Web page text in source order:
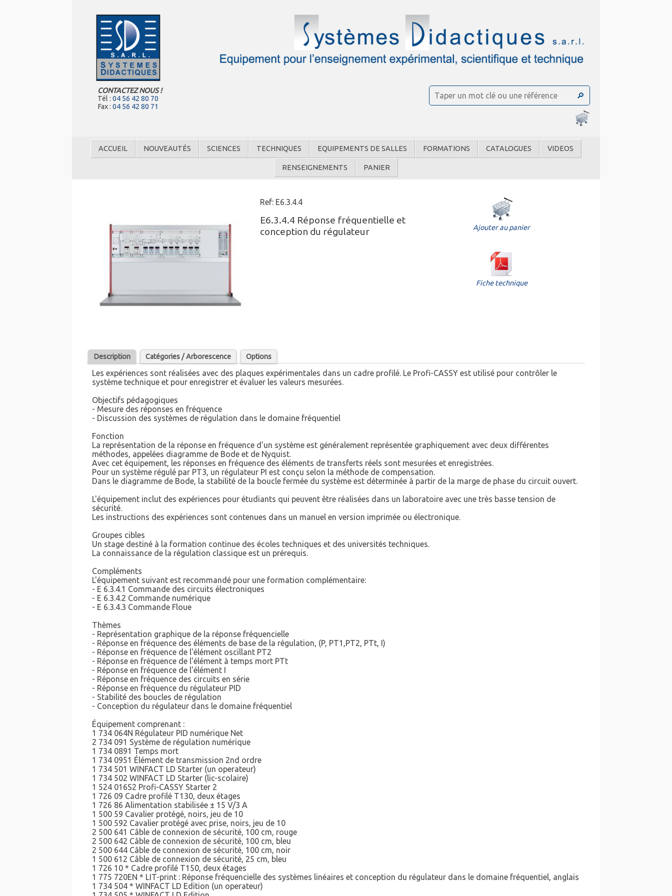
CONTACTEZ NOUS !
Tél : 04 56 42 80 70
Fax : 04 56 42 80 71
ACCUEIL NOUVEAUTÉS SCIENCES TECHNIQUES EQUIPEMENTS DE SALLES FORMATIONS CATALOGUES VIDEOS
RENSEIGNEMENTS PANIER
Ref: E6.3.4.4
E6.3.4.4 Réponse fréquentielle et
conception du régulateur
Ajouter au panier
Fiche technique
Description Catégories / Arborescence Options
Les expériences sont réalisées avec des plaques expérimentales dans un cadre profilé. Le Profi-CASSY est utilisé pour contrôler le
système technique et pour enregistrer et évaluer les valeurs mesurées.
Objectifs pédagogiques
- Mesure des réponses en fréquence
- Discussion des systèmes de régulation dans le domaine fréquentiel
Fonction
La représentation de la réponse en fréquence d'un système est généralement représentée graphiquement avec deux différentes
méthodes, appelées diagramme de Bode et de Nyquist.
Avec cet équipement, les réponses en fréquence des éléments de transferts réels sont mesurées et enregistrées.
Pour un système régulé par PT3, un régulateur PI est conçu selon la méthode de compensation.
Dans le diagramme de Bode, la stabilité de la boucle fermée du système est déterminée à partir de la marge de phase du circuit ouvert.
L'équipement inclut des expériences pour étudiants qui peuvent être réalisées dans un laboratoire avec une très basse tension de
sécurité.
Les instructions des expériences sont contenues dans un manuel en version imprimée ou électronique.
Groupes cibles
Un stage destiné à la formation continue des écoles techniques et des universités techniques.
La connaissance de la régulation classique est un prérequis.
Compléments
L'équipement suivant est recommandé pour une formation complémentaire:
- E 6.3.4.1 Commande des circuits électroniques
- E 6.3.4.2 Commande numérique
- E 6.3.4.3 Commande Floue
Thèmes
- Représentation graphique de la réponse fréquencielle
- Réponse en fréquence des éléments de base de la régulation, (P, PT1,PT2, PTt, I)
- Réponse en fréquence de l'élément oscillant PT2
- Réponse en fréquence de l'élément à temps mort PTt
- Réponse en fréquence de l'élément I
- Réponse en fréquence des circuits en série
- Réponse en fréquence du régulateur PID
- Stabilité des boucles de régulation
- Conception du régulateur dans le domaine fréquentiel
Équipement comprenant :
1 734 064N Régulateur PID numérique Net
2 734 091 Système de régulation numérique
1 734 0891 Temps mort
1 734 0951 Élément de transmission 2nd ordre
1 734 501 WINFACT LD Starter (un operateur)
1 734 502 WINFACT LD Starter (lic-scolaire)
1 524 016S2 Profi-CASSY Starter 2
1 726 09 Cadre profilé T130, deux étages
1 726 86 Alimentation stabilisée ± 15 V/3 A
1 500 59 Cavalier protégé, noirs, jeu de 10
1 500 592 Cavalier protégé avec prise, noirs, jeu de 10
2 500 641 Câble de connexion de sécurité, 100 cm, rouge
2 500 642 Câble de connexion de sécurité, 100 cm, bleu
2 500 644 Câble de connexion de sécurité, 100 cm, noir
1 500 612 Câble de connexion de sécurité, 25 cm, bleu
1 726 10 * Cadre profilé T150, deux étages
1 775 720EN * LIT-print : Réponse fréquencielle des systèmes linéaires et conception du régulateur dans le domaine fréquentiel, anglais
1 734 504 * WINFACT LD Edition (un operateur)